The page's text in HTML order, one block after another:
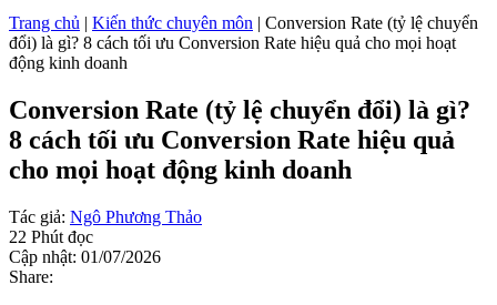
Trang chủ | Kiến thức chuyên môn | Conversion Rate (tỷ lệ chuyển
đổi) là gì? 8 cách tối ưu Conversion Rate hiệu quả cho mọi hoạt
động kinh doanh
Conversion Rate (tỷ lệ chuyển đổi) là gì?
8 cách tối ưu Conversion Rate hiệu quả
cho mọi hoạt động kinh doanh
Tác giả: Ngô Phương Thảo
22 Phút đọc
Cập nhật: 01/07/2026
Share: